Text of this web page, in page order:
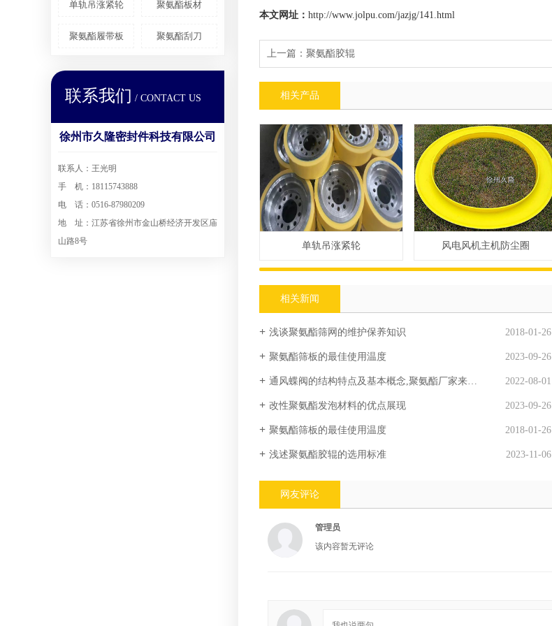
单轨吊涨紧轮 聚氨酯板材
聚氨酯履带板 聚氨酯刮刀
联系我们 / CONTACT US
徐州市久隆密封件科技有限公司
联系人：王光明
手 机：18115743888
电 话：0516-87980209
地 址：江苏省徐州市金山桥经济开发区庙
山路8号
本文网址： http://www.jolpu.com/jazjg/141.html
上一篇： 聚氨酯胶辊
相关产品
单轨吊涨紧轮 风电风机主机防尘圈
相关新闻
浅谈聚氨酯筛网的维护保养知识 2018-01-26
聚氨酯筛板的最佳使用温度 2023-09-26
通风蝶阀的结构特点及基本概念,聚氨酯厂家来解释 2022-08-01
改性聚氨酯发泡材料的优点展现 2023-09-26
聚氨酯筛板的最佳使用温度 2018-01-26
浅述聚氨酯胶辊的选用标准 2023-11-06
网友评论
管理员
该内容暂无评论